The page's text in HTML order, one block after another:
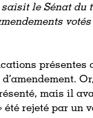
le Sénat du
présentes
mais il
été rejeté par un